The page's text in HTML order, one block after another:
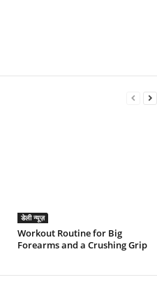
डेली न्यूज़
Workout Routine for Big
Forearms and a Crushing Grip